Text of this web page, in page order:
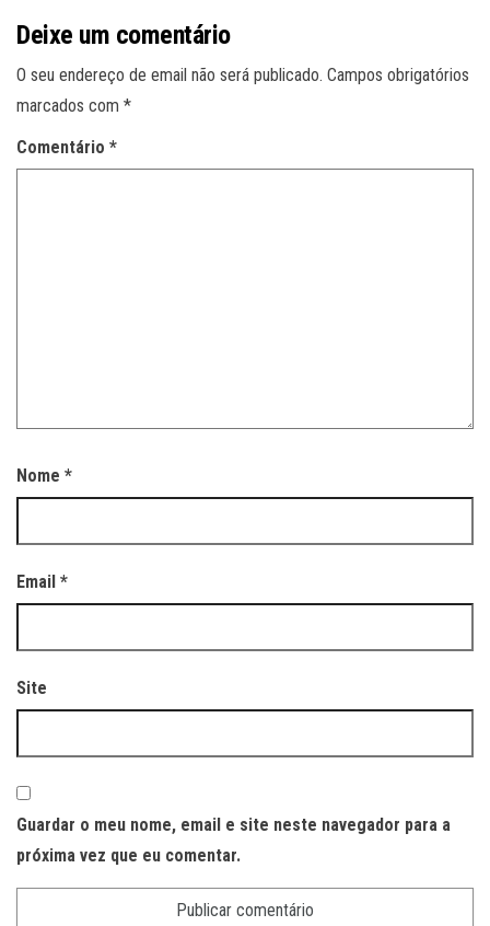
Deixe um comentário
O seu endereço de email não será publicado. Campos obrigatórios
marcados com *
Comentário *
Nome *
Email *
Site
Guardar o meu nome, email e site neste navegador para a
próxima vez que eu comentar.